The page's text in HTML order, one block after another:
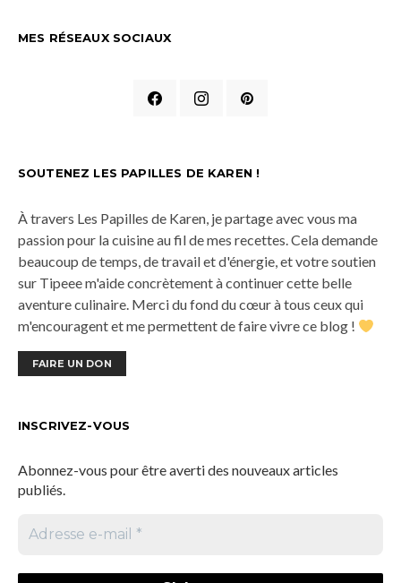
MES RÉSEAUX SOCIAUX
SOUTENEZ LES PAPILLES DE KAREN !
À travers Les Papilles de Karen, je partage avec vous ma
passion pour la cuisine au fil de mes recettes. Cela demande
beaucoup de temps, de travail et d'énergie, et votre soutien
sur Tipeee m'aide concrètement à continuer cette belle
aventure culinaire. Merci du fond du cœur à tous ceux qui
m'encouragent et me permettent de faire vivre ce blog !
FAIRE UN DON
INSCRIVEZ-VOUS
Abonnez-vous pour être averti des nouveaux articles
publiés.